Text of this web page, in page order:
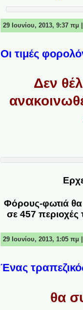
29 Ιουνίου, 2013, 9:37
Οι τιμές
Δεν
Φόρους-φωτιά θα
σε 457 περιοχές
29 Ιουνίου, 2013, 1:05
Ένας
θα